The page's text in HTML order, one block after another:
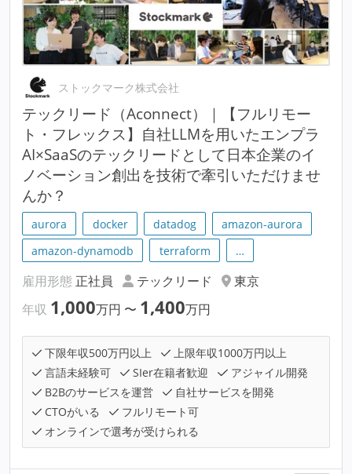
ストックマーク株式会社
テックリード（Aconnect）｜【フルリモー
ト・フレックス】自社LLMを用いたエンプラ
AI×SaaSのテックリードとして日本企業のイ
ノベーション創出を技術で牽引いただけませ
んか？
aurora docker datadog
amazon-aurora
amazon-dynamodb
terraform …
雇用形態 正社員 テックリード
東京
年収 1,000万円 〜 1,400万円
下限年収500万円以上
上限年収1000万円以上
言語未経験可
SIer在籍者歓迎
アジャイル開発
B2Bのサービスを運営
自社サービスを開発
CTOがいる
フルリモート可
オンラインで選考が受けられる